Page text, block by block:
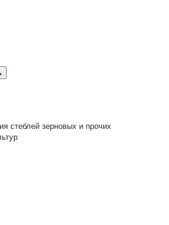
стеблей зерновых и прочих